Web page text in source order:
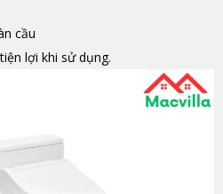
cầu
lợi khi sử dụng.